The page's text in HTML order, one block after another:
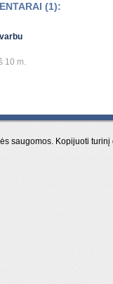
(1):
10 m.
saugomos. Kopijuoti